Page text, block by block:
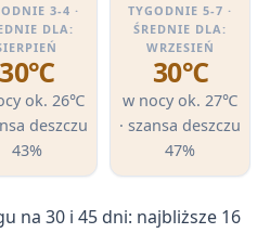
3-4 ·
DLA:
30℃
ok. 26℃
deszczu
43%
TYGODNIE 5-7 ·
ŚREDNIE DLA:
WRZESIEŃ
30℃
w nocy ok. 27℃
· szansa deszczu
47%
na 30 i 45 dni: najbliższe 16